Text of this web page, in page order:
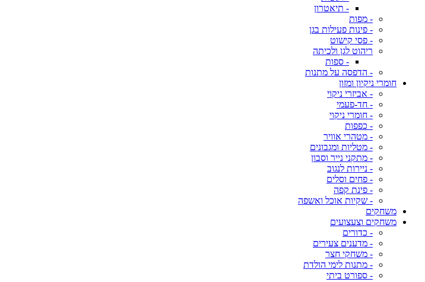
- תיאטרון
- מפות
- פינות פעילות בגן
- פסי קישוט
ריהוט לגן ולכיתה
- ספות
- הדפסה על מתנות
חומרי ניקיון ומזון
- אביזרי ניקוי
- חד-פעמי
- חומרי ניקוי
- כפפות
- מטהרי אוויר
- מטליות ומגבונים
- מתקני נייר וסבון
- ניירות לנגוב
- פחים וסלים
- פינת קפה
- שקיות אוכל ואשפה
משחקים
משחקים וצעצועים
- כדורים
- מדענים צעירים
- משחקי חצר
- מתנות לימי הולדת
- ספורט ביתי